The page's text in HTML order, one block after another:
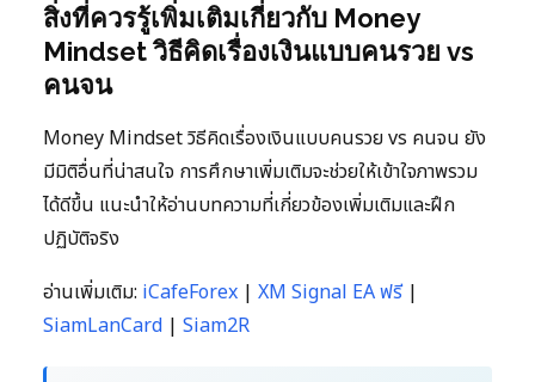
สิ่งที่ควรรู้เพิ่มเติมเกี่ยวกับ Money
Mindset วิธีคิดเรื่องเงินแบบคนรวย vs
คนจน
Money Mindset วิธีคิดเรื่องเงินแบบคนรวย vs คนจน ยัง
มีมิติอื่นที่น่าสนใจ การศึกษาเพิ่มเติมจะช่วยให้เข้าใจภาพรวม
ได้ดีขึ้น แนะนำให้อ่านบทความที่เกี่ยวข้องเพิ่มเติมและฝึก
ปฏิบัติจริง
อ่านเพิ่มเติม: iCafeForex | XM Signal EA ฟรี|
SiamLanCard | Siam2R